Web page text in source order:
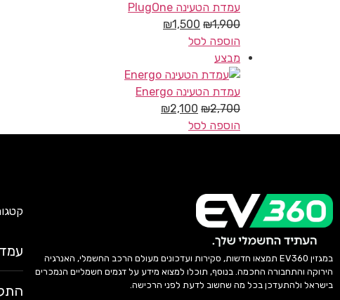
עמדת הטעינה PlugOne
₪1,900
₪1,500
הוספה לסל
מבצע
עמדת הטעינה Energo
₪2,700
₪2,100
הוספה לסל
במגזין EV360 תמצאו חדשות, סקירות ועדכונים מעולם הרכב החשמלי, האנרגיה
הירוקה והתחבורה החכמה. בנוסף, תוכלו למצוא מידע על דגמים חשמליים הנמכרים
בישראל ולהתעדכן בכל מה שחשוב לדעת לפני הרכישה.